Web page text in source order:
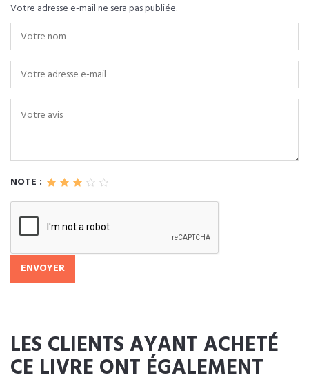
Votre adresse e-mail ne sera pas publiée.
NOTE :
ENVOYER
LES CLIENTS AYANT ACHETÉ
CE LIVRE ONT ÉGALEMENT